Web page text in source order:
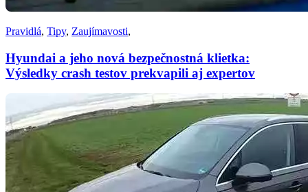
Pravidlá, Tipy, Zaujímavosti,
Hyundai a jeho nová bezpečnostná klietka:
Výsledky crash testov prekvapili aj expertov